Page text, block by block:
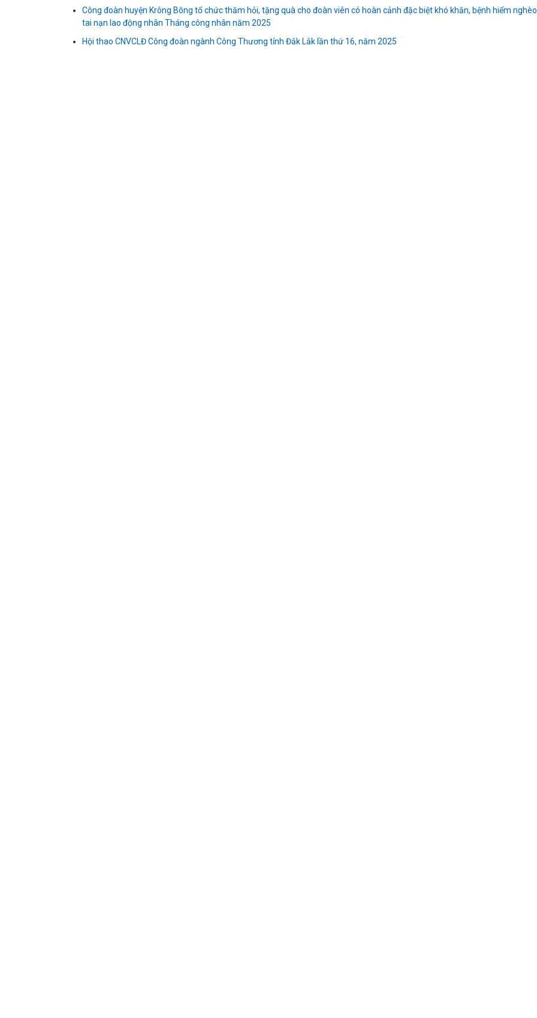
Công đoàn huyện Krông Bông tổ chức thăm hỏi, tặng quà cho đoàn viên có hoàn cảnh đặc biệt khó khăn, bệnh hiểm
tai nạn lao động nhân Tháng công nhân năm 2025
Hội thao CNVCLĐ Công đoàn ngành Công Thương tỉnh Đắk Lắk lần thứ 16, năm 2025